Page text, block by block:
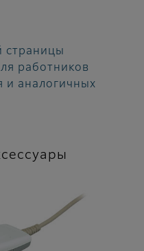
страницы
работников
и аналогичных